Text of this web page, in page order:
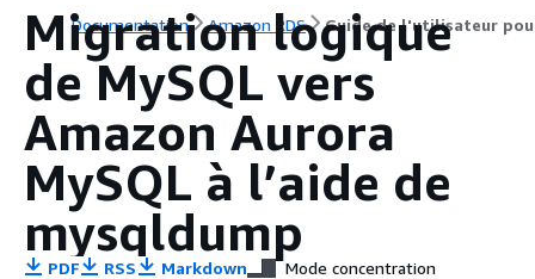
Documentation Amazon RDS Guide de l'utilisateur
Migration logique
de MySQL vers
Amazon Aurora
MySQL à l’aide de
mysqldump
PDF RSS Markdown Mode concentration